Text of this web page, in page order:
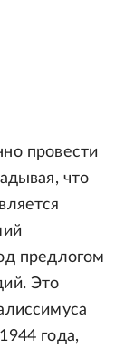
провести
что
предлогом
Это
года,